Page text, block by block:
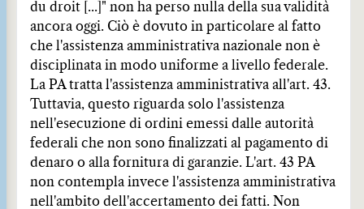
du droit [...]" non ha perso nulla della sua validità
ancora oggi. Ciò è dovuto in particolare al fatto
che l'assistenza amministrativa nazionale non è
disciplinata in modo uniforme a livello federale.
La PA tratta l'assistenza amministrativa all'art. 43.
Tuttavia, questo riguarda solo l'assistenza
nell'esecuzione di ordini emessi dalle autorità
federali che non sono finalizzati al pagamento di
denaro o alla fornitura di garanzie. L'art. 43 PA
non contempla invece l'assistenza amministrativa
nell'ambito dell'accertamento dei fatti. Non